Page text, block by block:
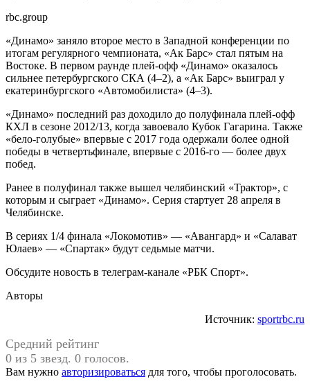
rbc.group
«Динамо» заняло второе место в Западной конференции по
итогам регулярного чемпионата, «Ак Барс» стал пятым на
Востоке. В первом раунде плей-офф «Динамо» оказалось
сильнее петербургского СКА (4–2), а «Ак Барс» выиграл у
екатеринбургского «Автомобилиста» (4–3).
«Динамо» последний раз доходило до полуфинала плей-офф
КХЛ в сезоне 2012/13, когда завоевало Кубок Гагарина. Также
«бело-голубые» впервые с 2017 года одержали более одной
победы в четвертьфинале, впервые с 2016-го — более двух
побед.
Ранее в полуфинал также вышел челябинский «Трактор», с
которым и сыграет «Динамо». Серия стартует 28 апреля в
Челябинске.
В сериях 1/4 финала «Локомотив» — «Авангард» и «Салават
Юлаев» — «Спартак» будут седьмые матчи.
Обсудите новость в телеграм-канале «РБК Спорт».
Авторы
Источник: sportrbc.ru
Средний рейтинг
0 из 5 звезд. 0 голосов.
Вам нужно авторизироваться для того, чтобы проголосовать.